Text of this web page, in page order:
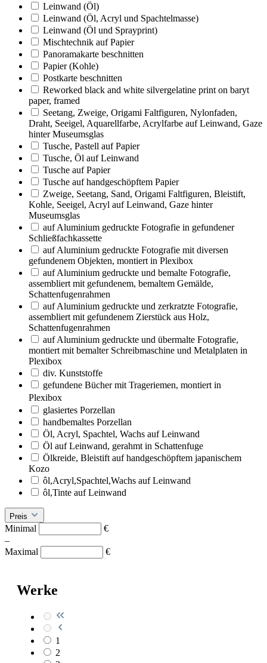
Leinwand (Öl)
Leinwand (Öl, Acryl und Spachtelmasse)
Leinwand (Öl und Sprayprint)
Mischtechnik auf Papier
Panoramakarte beschnitten
Papier (Kohle)
Postkarte beschnitten
Reworked black and white silvergelatine print on baryt
paper, framed
Seetang, Zweige, Origami Faltfiguren, Nylonfaden,
Draht, Seeigel, Aquarellfarbe, Acrylfarbe auf Leinwand, Gaze
hinter Museumsglas
Tusche, Pastell auf Papier
Tusche, Öl auf Leinwand
Tusche auf Papier
Tusche auf handgeschöpftem Papier
Zweige, Seetang, Sand, Origami Faltfiguren, Bleistift,
Kohle, Seeigel, Acryl auf Leinwand, Gaze hinter
Museumsglas
auf Aluminium gedruckte Fotografie in gefundener
Schließfachkassette
auf Aluminium gedruckte Fotografie mit diversen
gefundenem Objekten, montiert in Plexibox
auf Aluminium gedruckte und bemalte Fotografie,
assembliert mit gefundenem, bemaltem Gemälde,
Schattenfugenrahmen
auf Aluminium gedruckte und zerkratzte Fotografie,
assembliert mit gefundenem Zierstück aus Holz,
Schattenfugenrahmen
auf Aluminium gedruckte und übermalte Fotografie,
montiert mit bemalter Schreibmaschine und Metalplaten in
Plexibox
div. Kunststoffe
gefundene Bücher mit Trageriemen, montiert in
Plexibox
glasiertes Porzellan
handbemaltes Porzellan
Öl, Acryl, Spachtel, Wachs auf Leinwand
Öl auf Leinwand, gerahmt in Schattenfuge
Ölkreide, Bleistift auf handgeschöpftem japanischem
Kozo
ôl,Acryl,Spachtel,Wachs auf Leinwand
ôl,Tinte auf Leinwand
Preis
Minimal
€
–
Maximal
€
Werke
1
2